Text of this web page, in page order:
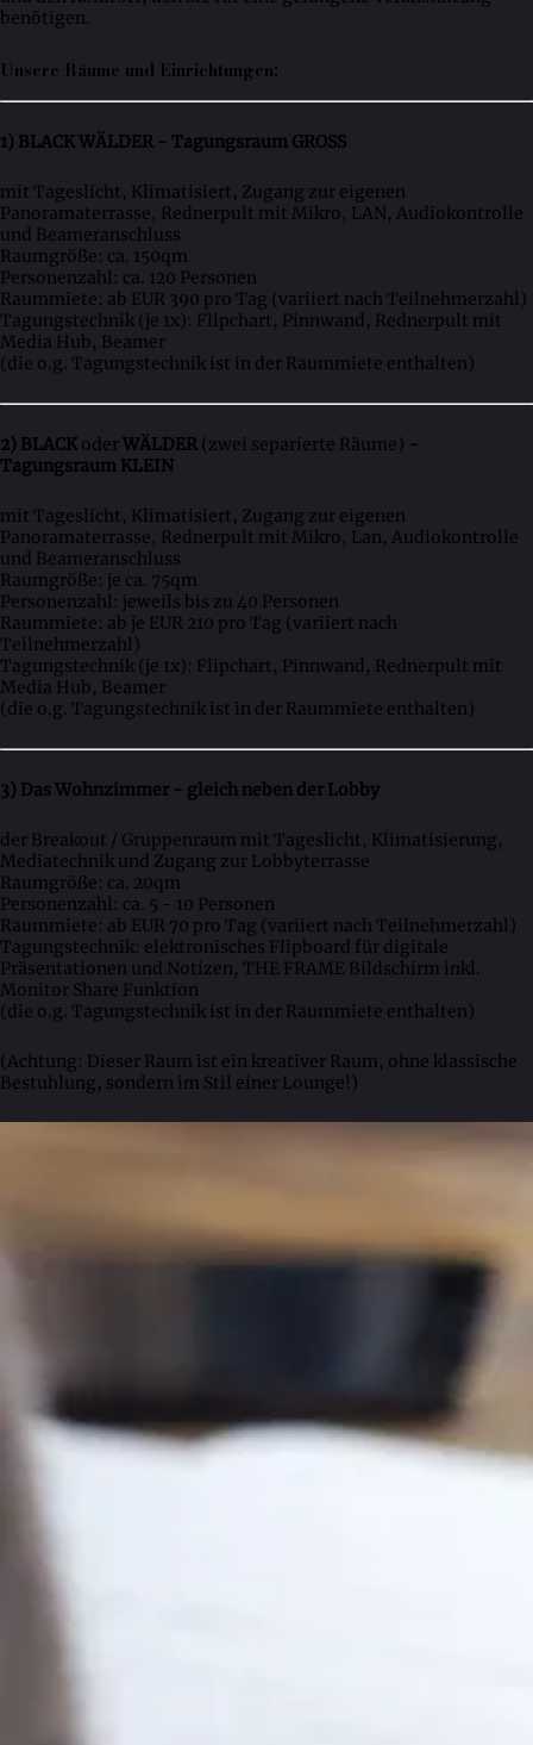
benötigen.
Unsere Räume und Einrichtungen:
1) BLACK WÄLDER - Tagungsraum GROSS
mit Tageslicht, Klimatisiert, Zugang zur eigenen
Panoramaterrasse, Rednerpult mit Mikro, LAN, Audiokontrolle
und Beameranschluss
Raumgröße: ca. 150qm
Personenzahl: ca. 120 Personen
Raummiete: ab EUR 390 pro Tag (variiert nach Teilnehmerzahl)
Tagungstechnik (je 1x): Flipchart, Pinnwand, Rednerpult mit
Media Hub, Beamer
(die o.g. Tagungstechnik ist in der Raummiete enthalten)
2) BLACKoderWÄLDER (zwei separierte Räume) -
Tagungsraum KLEIN
mit Tageslicht, Klimatisiert, Zugang zur eigenen
Panoramaterrasse, Rednerpult mit Mikro, Lan, Audiokontrolle
und Beameranschluss
Raumgröße: je ca. 75qm
Personenzahl: jeweils bis zu 40 Personen
Raummiete: ab je EUR 210 pro Tag (variiert nach
Teilnehmerzahl)
Tagungstechnik (je 1x): Flipchart, Pinnwand, Rednerpult mit
Media Hub, Beamer
(die o.g. Tagungstechnik ist in der Raummiete enthalten)
3) Das Wohnzimmer - gleich neben der Lobby
der Breakout / Gruppenraum mit Tageslicht, Klimatisierung,
Mediatechnik und Zugang zur Lobbyterrasse
Raumgröße: ca. 20qm
Personenzahl: ca. 5 - 10 Personen
Raummiete: ab EUR 70 pro Tag (variiert nach Teilnehmerzahl)
Tagungstechnik: elektronisches Flipboard für digitale
Präsentationen und Notizen, THE FRAME Bildschirm inkl.
Monitor Share Funktion
(die o.g. Tagungstechnik ist in der Raummiete enthalten)
(Achtung: Dieser Raum ist ein kreativer Raum, ohne klassische
Bestuhlung, sondern im Stil einer Lounge!)